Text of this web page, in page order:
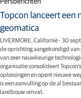
Topcon lanceert een
geomatica
LIVERMORE, Californië - 30
de oprichting aangekondigd
van zeer nauwkeurige
organisatie consolideert
oplossingen en opent nieuwe
is een aanvulling op de al
landbouw omvat.